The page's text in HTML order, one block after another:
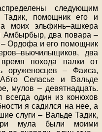
следующим
помощник его и
моих эльфинь–ашкера
Амбырбыр, два повара –
Ордофа и его помощник
два
похода палки от
оруженосцев – Фаиса,
Селасье и Вальде
мулов – девятнадцать.
один из конюхов
я садился на нее, а
слуги – Вальде Тадик,
мула были моими